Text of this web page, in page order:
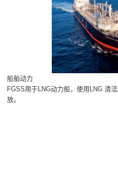
船舶动力
FGSS用于LNG动力船，使用LNG 清
放。